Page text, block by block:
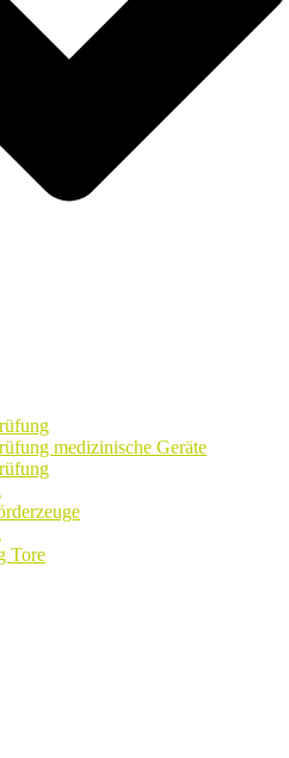
medizinische Geräte
Tore